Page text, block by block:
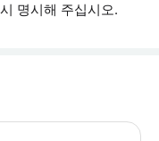
명시해 주십시오.
요: 수영복, 수건, 보온 속옷.